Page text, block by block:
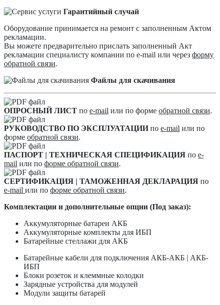
Гарантийный случай
Оборудование принимается на ремонт с заполненным Актом
рекламации.
Вы можете предварительно прислать заполненный Акт
рекламации специалисту компании по e-mail или через форму
обратной связи.
Файлы для скачивания
ОПРОСНЫЙ ЛИСТ по e-mail или по форме обратной связи.
РУКОВОДСТВО ПО ЭКСПЛУАТАЦИИпо e-mail или по
форме обратной связи.
ПАСПОРТ | ТЕХНИЧЕСКАЯ СПЕЦИФИКАЦИЯ по e-
mail или по форме обратной связи.
СЕРТИФИКАЦИЯ | ТАМОЖЕННАЯ ДЕКЛАРАЦИЯ по
e-mail или по форме обратной связи.
Комплектации и дополнительные опции (Под заказ):
Аккумуляторные батареи АКБ
Аккумуляторные комплекты для ИБП
Батарейные стеллажи для АКБ
Батарейные кабели для подключения АКБ-АКБ | АКБ-
ИБП
Блоки розеток и клеммные колодки
Зарядные устройства для модулей
Модули защиты батарей